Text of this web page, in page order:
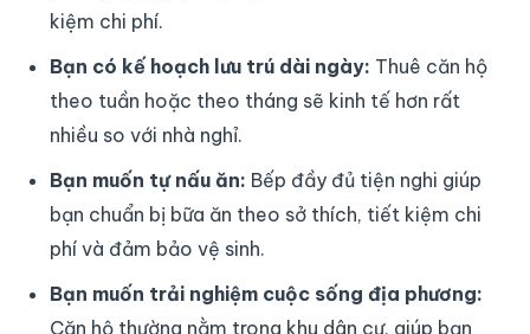
kiệm chi phí.
Bạn có kế hoạch lưu trú dài ngày: Thuê căn hộ
theo tuần hoặc theo tháng sẽ kinh tế hơn rất
nhiều so với nhà nghỉ.
Bạn muốn tự nấu ăn: Bếp đầy đủ tiện nghi giúp
bạn chuẩn bị bữa ăn theo sở thích, tiết kiệm chi
phí và đảm bảo vệ sinh.
Bạn muốn trải nghiệm cuộc sống địa phương:
Căn hộ thường nằm trong khu dân cư, giúp bạn